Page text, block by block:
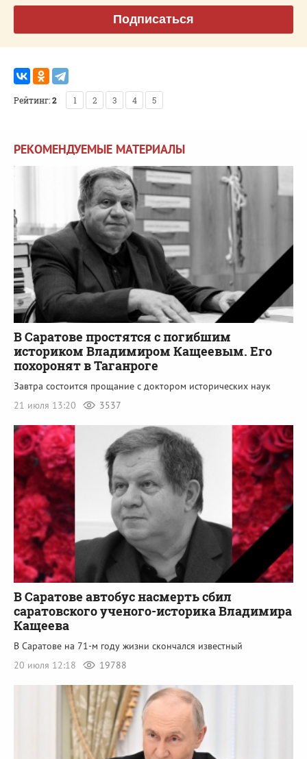
Подписаться
Рейтинг:2 1 2 3 4 5
РЕКОМЕНДУЕМЫЕ МАТЕРИАЛЫ
В Саратове простятся с погибшим
историком Владимиром Кащеевым. Его
похоронят в Таганроге
Завтра состоится прощание с доктором исторических наук
21 июля 13:20
3537
В Саратове автобус насмерть сбил
саратовского ученого-историка Владимира
Кащеева
В Саратове на 71-м году жизни скончался известный
20 июля 12:18
19788